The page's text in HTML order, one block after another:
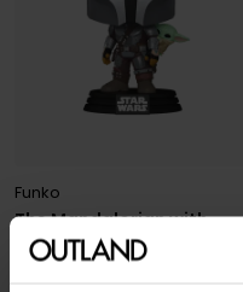
The Mandalorian with
Grogu POP! Star Wars Vinyl
Funko